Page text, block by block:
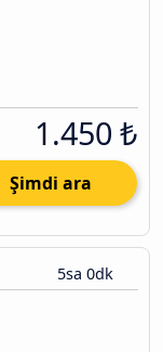
1.450 ₺
Şimdi ara
5sa 0dk